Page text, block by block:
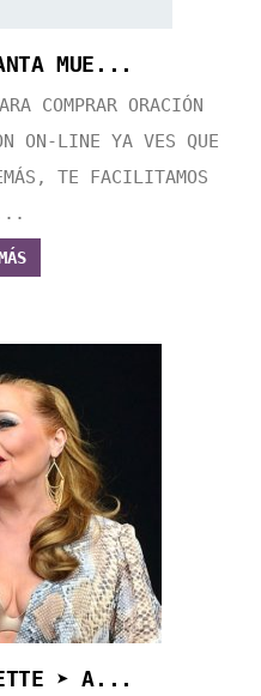
MUE...
COMPRAR ORACIÓN
ON-LINE YA VES QUE
TE FACILITAMOS
➤ A...